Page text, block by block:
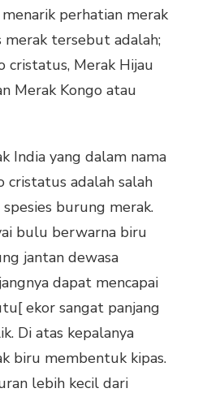
perhatian merak
merak tersebut adalah;
cristatus, Merak Hijau
Merak Kongo atau
India yang dalam nama
cristatus adalah salah
burung merak.
bulu berwarna biru
jantan dewasa
dapat mencapai
ekor sangat panjang
Di atas kepalanya
biru membentuk kipas.
lebih kecil dari